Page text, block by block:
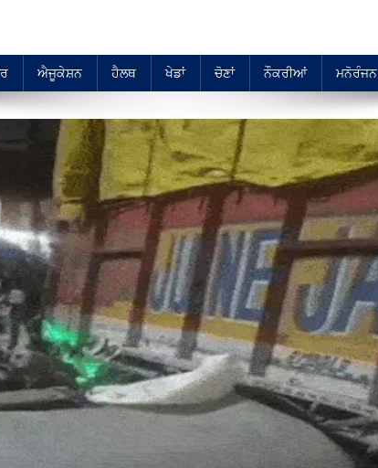
ਐਜੂਕੇਸ਼ਨ ਹੈਲਥ ਖੇਡਾਂ ਚੋਣਾਂ ਨੌਕਰੀਆਂ ਮਨੋਰੰਜਨ